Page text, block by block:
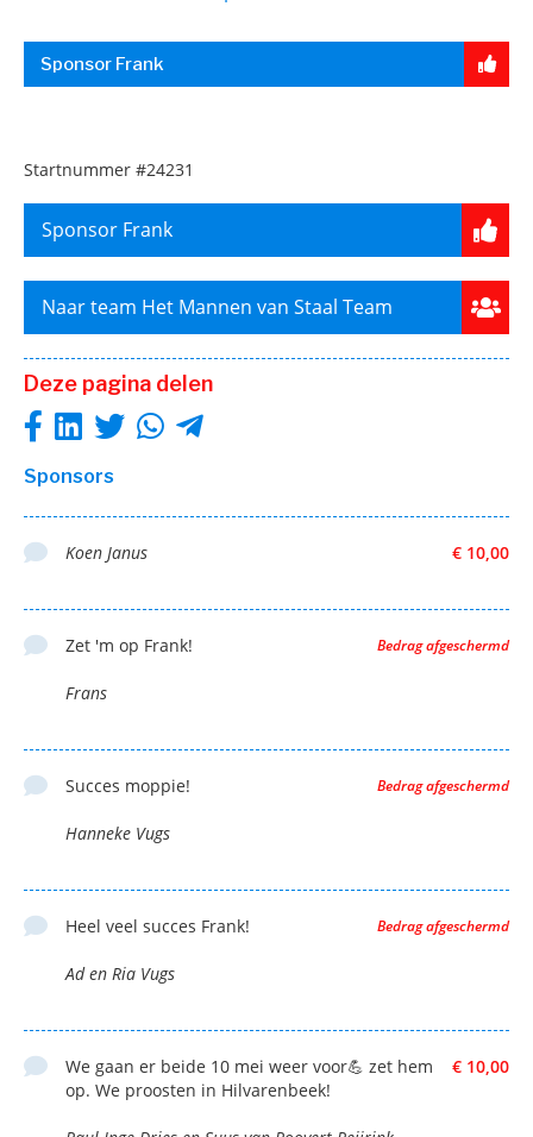
Sponsor Frank
Startnummer #24231
Sponsor Frank
Naar team Het Mannen van Staal Team
Deze pagina delen
Sponsors
€ 10,00
Koen Janus
Bedrag afgeschermd
Zet 'm op Frank!
Frans
Bedrag afgeschermd
Succes moppie!
Hanneke Vugs
Bedrag afgeschermd
Heel veel succes Frank!
Ad en Ria Vugs
€ 10,00
We gaan er beide 10 mei weer voor💪 zet hem
op. We proosten in Hilvarenbeek!